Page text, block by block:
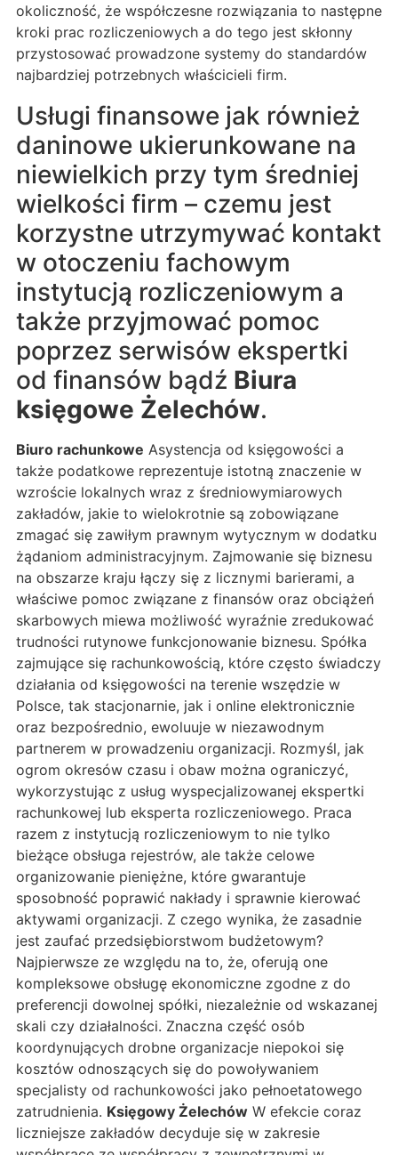
okoliczność, że współczesne rozwiązania to następne
kroki prac rozliczeniowych a do tego jest skłonny
przystosować prowadzone systemy do standardów
najbardziej potrzebnych właścicieli firm.
Usługi finansowe jak również
daninowe ukierunkowane na
niewielkich przy tym średniej
wielkości firm – czemu jest
korzystne utrzymywać kontakt
w otoczeniu fachowym
instytucją rozliczeniowym a
także przyjmować pomoc
poprzez serwisów ekspertki
od finansów bądź Biura
księgowe Żelechów.
Biuro rachunkowe Asystencja od księgowości a
także podatkowe reprezentuje istotną znaczenie w
wzroście lokalnych wraz z średniowymiarowych
zakładów, jakie to wielokrotnie są zobowiązane
zmagać się zawiłym prawnym wytycznym w dodatku
żądaniom administracyjnym. Zajmowanie się biznesu
na obszarze kraju łączy się z licznymi barierami, a
właściwe pomoc związane z finansów oraz obciążeń
skarbowych miewa możliwość wyraźnie zredukować
trudności rutynowe funkcjonowanie biznesu. Spółka
zajmujące się rachunkowością, które często świadczy
działania od księgowości na terenie wszędzie w
Polsce, tak stacjonarnie, jak i online elektronicznie
oraz bezpośrednio, ewoluuje w niezawodnym
partnerem w prowadzeniu organizacji. Rozmyśl, jak
ogrom okresów czasu i obaw można ograniczyć,
wykorzystując z usług wyspecjalizowanej ekspertki
rachunkowej lub eksperta rozliczeniowego. Praca
razem z instytucją rozliczeniowym to nie tylko
bieżące obsługa rejestrów, ale także celowe
organizowanie pieniężne, które gwarantuje
sposobność poprawić nakłady i sprawnie kierować
aktywami organizacji. Z czego wynika, że zasadnie
jest zaufać przedsiębiorstwom budżetowym?
Najpierwsze ze względu na to, że, oferują one
kompleksowe obsługę ekonomiczne zgodne z do
preferencji dowolnej spółki, niezależnie od wskazanej
skali czy działalności. Znaczna część osób
koordynujących drobne organizacje niepokoi się
kosztów odnoszących się do powoływaniem
specjalisty od rachunkowości jako pełnoetatowego
zatrudnienia. Księgowy Żelechów W efekcie coraz
liczniejsze zakładów decyduje się w zakresie